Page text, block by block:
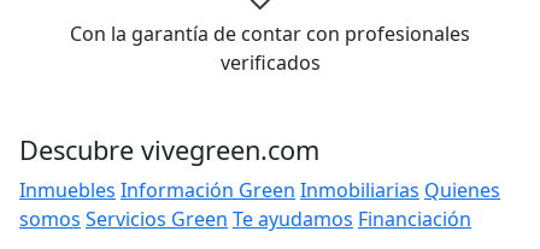
Con la garantía de contar con profesionales
verificados
Descubre vivegreen.com
Inmuebles Información Green Inmobiliarias Quienes
somos Servicios Green Te ayudamos Financiación